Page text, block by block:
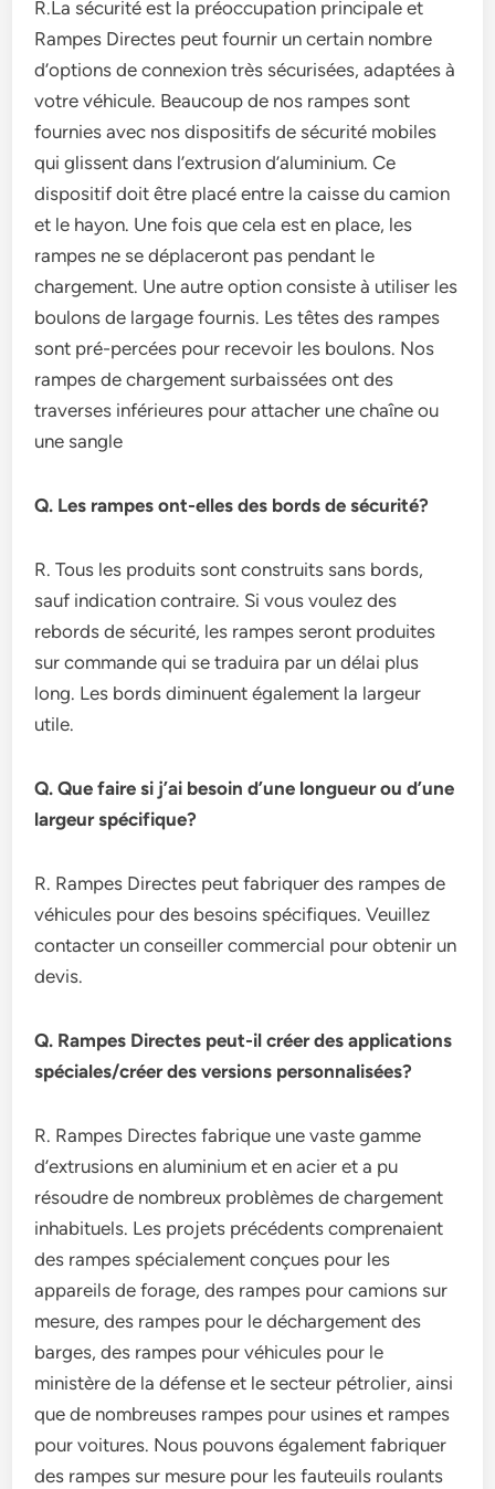
R.La sécurité est la préoccupation principale et
Rampes Directes peut fournir un certain nombre
d’options de connexion très sécurisées, adaptées à
votre véhicule. Beaucoup de nos rampes sont
fournies avec nos dispositifs de sécurité mobiles
qui glissent dans l’extrusion d’aluminium. Ce
dispositif doit être placé entre la caisse du camion
et le hayon. Une fois que cela est en place, les
rampes ne se déplaceront pas pendant le
chargement. Une autre option consiste à utiliser les
boulons de largage fournis. Les têtes des rampes
sont pré-percées pour recevoir les boulons. Nos
rampes de chargement surbaissées ont des
traverses inférieures pour attacher une chaîne ou
une sangle
Q. Les rampes ont-elles des bords de sécurité?
R. Tous les produits sont construits sans bords,
sauf indication contraire. Si vous voulez des
rebords de sécurité, les rampes seront produites
sur commande qui se traduira par un délai plus
long. Les bords diminuent également la largeur
utile.
Q. Que faire si j’ai besoin d’une longueur ou d’une
largeur spécifique?
R. Rampes Directes peut fabriquer des rampes de
véhicules pour des besoins spécifiques. Veuillez
contacter un conseiller commercial pour obtenir un
devis.
Q. Rampes Directes peut-il créer des applications
spéciales/créer des versions personnalisées?
R. Rampes Directes fabrique une vaste gamme
d’extrusions en aluminium et en acier et a pu
résoudre de nombreux problèmes de chargement
inhabituels. Les projets précédents comprenaient
des rampes spécialement conçues pour les
appareils de forage, des rampes pour camions sur
mesure, des rampes pour le déchargement des
barges, des rampes pour véhicules pour le
ministère de la défense et le secteur pétrolier, ainsi
que de nombreuses rampes pour usines et rampes
pour voitures. Nous pouvons également fabriquer
des rampes sur mesure pour les fauteuils roulants